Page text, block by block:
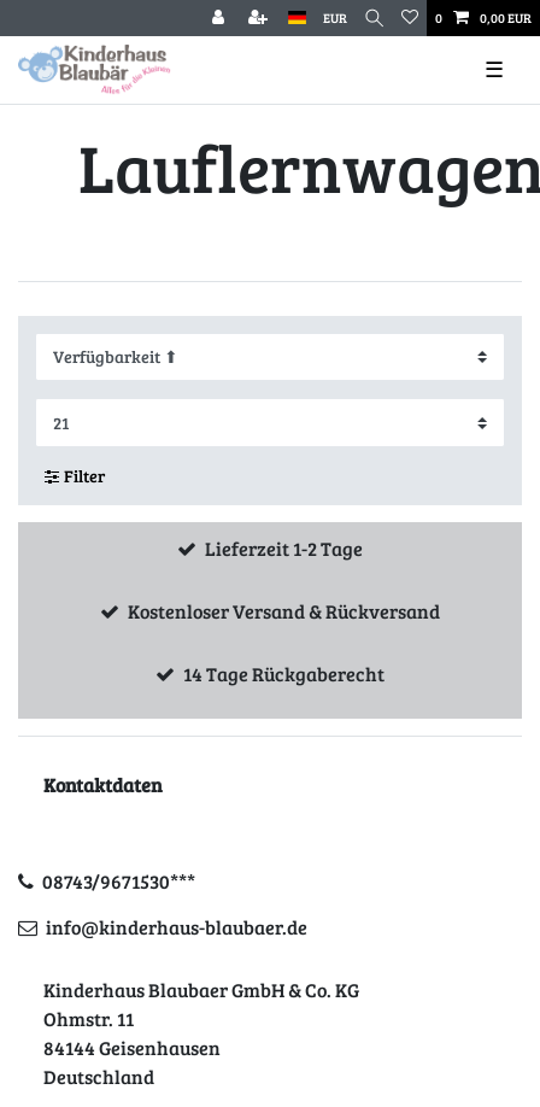
EUR 0 0,00 EUR
☰
Filter
Lieferzeit 1-2 Tage
Kostenloser Versand & Rückversand
14 Tage Rückgaberecht
Kontaktdaten
08743/9671530***
info@kinderhaus-blaubaer.de
Kinderhaus Blaubaer GmbH & Co. KG
Ohmstr. 11
84144 Geisenhausen
Deutschland